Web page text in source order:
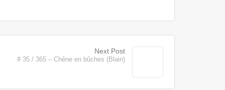
Next Post
# 35 / 365 – Chêne en bûches (Blain)